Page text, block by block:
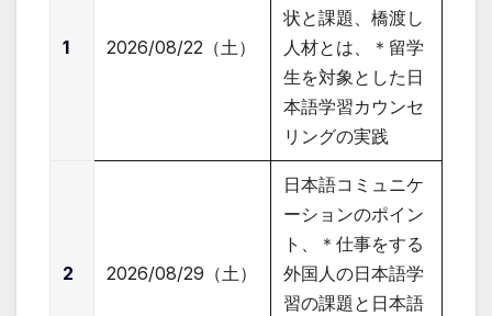
1 2026/08/22（土）
状と課題、橋渡し
人材とは、＊留学
生を対象とした日
本語学習カウンセ
リングの実践
2 2026/08/29（土）
日本語コミュニケ
ーションのポイン
ト、＊仕事をする
外国人の日本語学
習の課題と日本語